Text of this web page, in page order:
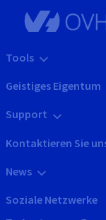
Tools
Geistiges Eigentum
Support
Kontaktieren Sie
News
Soziale Netzwerke